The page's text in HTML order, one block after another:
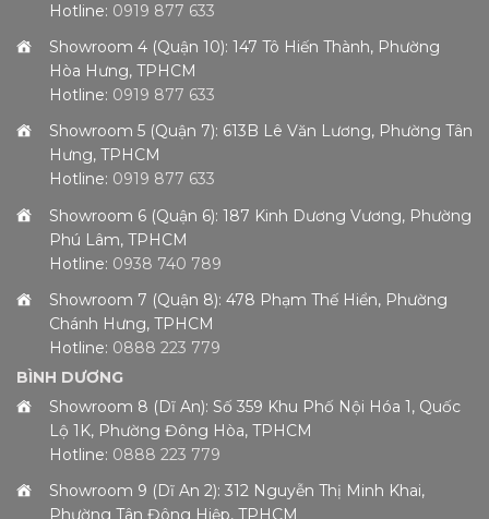
Hotline: 0919 877 633
Showroom 4 (Quận 10): 147 Tô Hiến Thành, Phường
Hòa Hưng, TPHCM
Hotline: 0919 877 633
Showroom 5 (Quận 7): 613B Lê Văn Lương, Phường Tân
Hưng, TPHCM
Hotline: 0919 877 633
Showroom 6 (Quận 6): 187 Kinh Dương Vương, Phường
Phú Lâm, TPHCM
Hotline: 0938 740 789
Showroom 7 (Quận 8): 478 Phạm Thế Hiển, Phường
Chánh Hưng, TPHCM
Hotline: 0888 223 779
BÌNH DƯƠNG
Showroom 8 (Dĩ An): Số 359 Khu Phố Nội Hóa 1, Quốc
Lộ 1K, Phường Đông Hòa, TPHCM
Hotline: 0888 223 779
Showroom 9 (Dĩ An 2): 312 Nguyễn Thị Minh Khai,
Phường Tân Đông Hiệp, TPHCM